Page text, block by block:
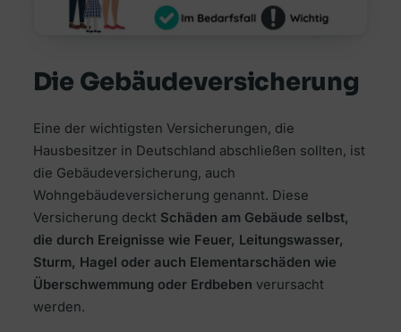
Die Gebäudeversicherung
Eine der wichtigsten Versicherungen, die
Hausbesitzer in Deutschland abschließen sollten, ist
die Gebäudeversicherung, auch
Wohngebäudeversicherung genannt. Diese
Versicherung deckt Schäden am Gebäude selbst,
die durch Ereignisse wie Feuer, Leitungswasser,
Sturm, Hagel oder auch Elementarschäden wie
Überschwemmung oder Erdbeben verursacht
werden.